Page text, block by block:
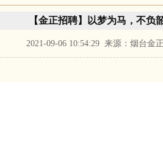
【金正招聘】以梦为马，不负
2021-09-06 10:54:29 来源：烟台金